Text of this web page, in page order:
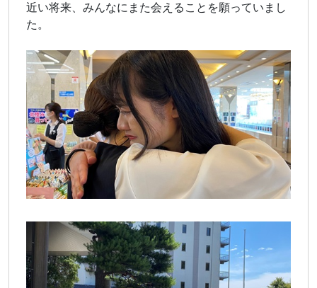
近い将来、みんなにまた会えることを願っていまし
た。